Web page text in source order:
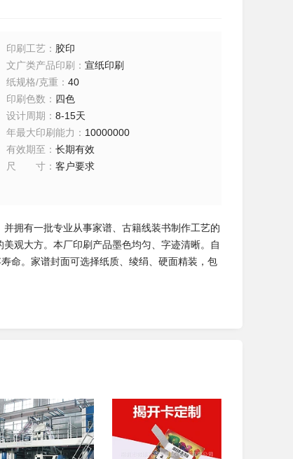
印刷工艺 ： 胶印
文广类产品印刷 ：宣纸印刷
纸规格/克重 ：40
印刷色数 ： 四色
设计周期 ：8-15天
年最大印刷能力 ： 10000000
有效期至 ：长期有效
尺寸 ：客户要求
拥有一批专业从事家谱、古籍线装书制作工艺的
观大方。本厂印刷产品墨色均匀、字迹清晰。自
命。家谱封面可选择纸质、绫绢、硬面精装，包